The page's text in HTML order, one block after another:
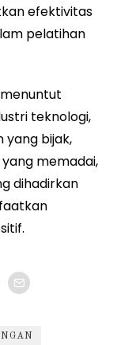
efektivitas
pelatihan
teknologi,
yang bijak,
memadai,
dihadirkan